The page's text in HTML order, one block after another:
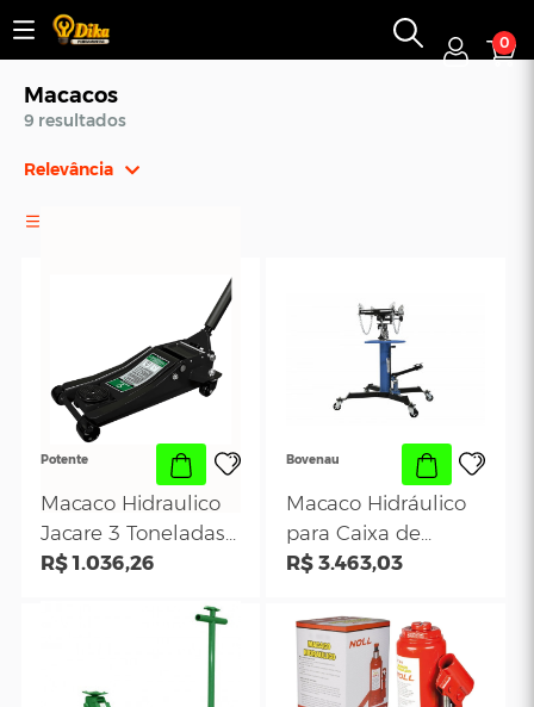
0
Macacos
9 resultados
Relevância
Ordem Alfabética
Jacare 3 Toneladas
Elevação Rápida
para Caixa de
Transmissão -
R$ 3.463,03